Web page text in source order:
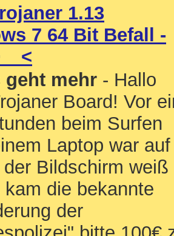
1.13
7 64 Bit Befall -
geht mehr - Hallo
Board! Vor
beim Surfen
Laptop war auf
Bildschirm weiß
kam die bekannte
der